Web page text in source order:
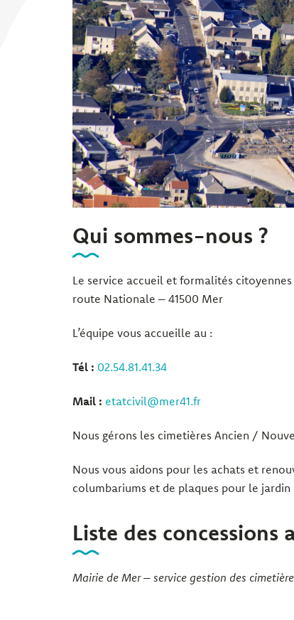
Qui sommes-nous ?
Le service accueil et formalités
route Nationale – 41500 Mer
L’équipe vous accueille au :
Tél : 02.54.81.41.34
Mail : etatcivil@mer41.fr
Nous gérons les cimetières Ancien /
Nous vous aidons pour les achats et
columbariums et de plaques pour le jardin
Liste des concessions
Mairie de Mer – service gestion des